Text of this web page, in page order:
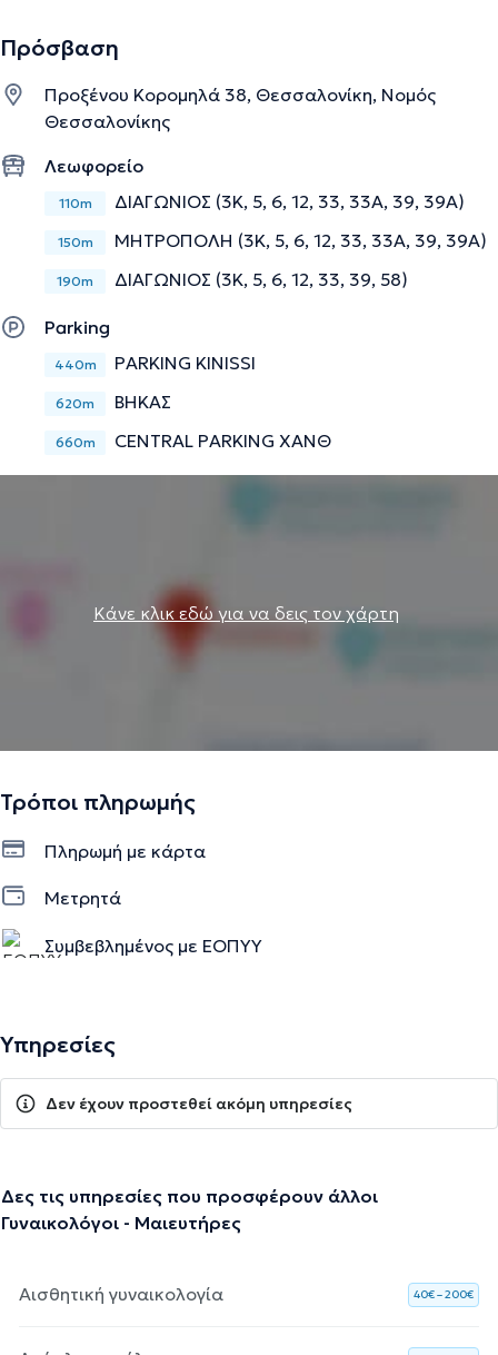
Πρόσβαση
Προξένου Κορομηλά 38, Θεσσαλονίκη, Νομός
Θεσσαλονίκης
Λεωφορείο
110m ΔΙΑΓΩΝΙΟΣ (3Κ, 5, 6, 12, 33, 33Α, 39, 39Α)
150m ΜΗΤΡΟΠΟΛΗ (3Κ, 5, 6, 12, 33, 33Α, 39, 39Α)
190m ΔΙΑΓΩΝΙΟΣ (3Κ, 5, 6, 12, 33, 39, 58)
Parking
440m PARKING KINISSI
620m ΒΗΚΑΣ
660m CENTRAL PARKING ΧΑΝΘ
Κάνε κλικ εδώ για να δεις τον χάρτη
Τρόποι πληρωμής
Πληρωμή με κάρτα
Μετρητά
Συμβεβλημένος με ΕΟΠΥΥ
Υπηρεσίες
Δεν έχουν προστεθεί ακόμη υπηρεσίες
Δες τις υπηρεσίες που προσφέρουν άλλοι
Γυναικολόγοι - Μαιευτήρες
Αισθητική γυναικολογία 40€ – 200€